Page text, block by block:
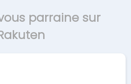
parraine sur